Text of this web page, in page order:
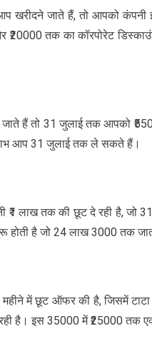
खरीदने जाते हैं, तो आपको
तक का कॉरपोरेट
हैं तो 31 जुलाई तक आपको
आप 31 जुलाई तक ले सकते हैं।
₹1 लाख तक की छूट दे रही है, जो
है जो 24 लाख 3000 तक
में छूट ऑफर की है, जिसमें
है। इस 35000 में ₹25000 तक